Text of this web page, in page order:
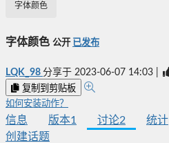
字体颜色
字体颜色 公开 已发布
LQK_98 分享于 2023-06-07 14:03
复制到剪贴板
如何安装动作？
信息 版本1 讨论2 统计
创建话题